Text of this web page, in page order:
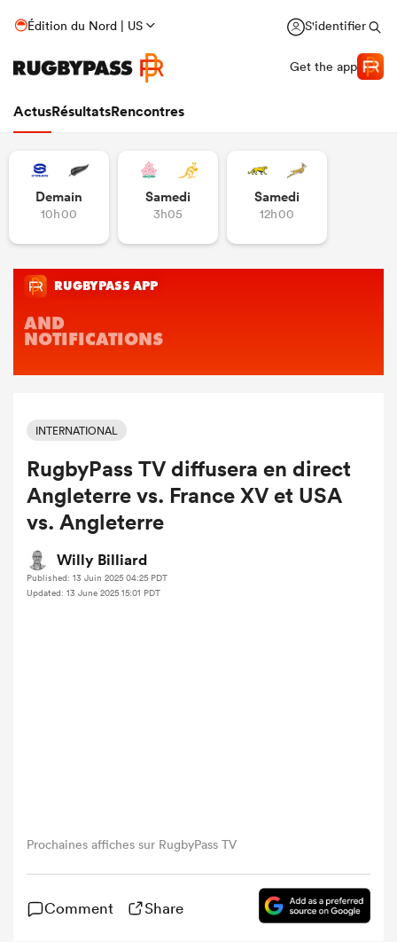
Édition du Nord | US S'identifier
Get the app
ActusRésultatsRencontres
Demain
10h00
Samedi
3h05
Samedi
12h00
INTERNATIONAL
RugbyPass TV diffusera en direct
Angleterre vs. France XV et USA
vs. Angleterre
Willy Billiard
Published: 13 Juin 2025 04:25 PDT
Updated: 13 June 2025 15:01 PDT
Prochaines affiches sur RugbyPass TV
Comment Share